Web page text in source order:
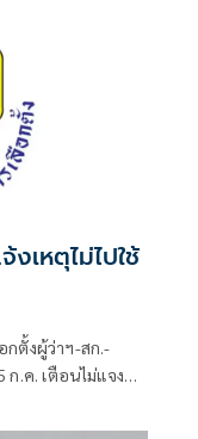
เหตุไม่ไปใช้
กตั้งผู้ว่าฯ-สก.-
.ค. เตือนไม่แจง